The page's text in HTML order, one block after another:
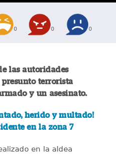
0 0 0
las autoridades
terrorista
y un asesinato.
herido y multado!
en la zona 7
en la aldea